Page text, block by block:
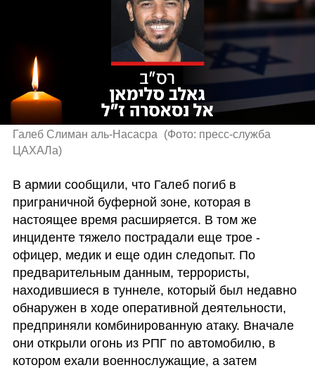
Галеб Слиман аль-Насасра (Фото: пресс-служба
ЦАХАЛа)
В армии сообщили, что Галеб погиб в
приграничной буферной зоне, которая в
настоящее время расширяется. В том же
инциденте тяжело пострадали еще трое -
офицер, медик и еще один следопыт. По
предварительным данным, террористы,
находившиеся в туннеле, который был недавно
обнаружен в ходе оперативной деятельности,
предприняли комбинированную атаку. Вначале
они открыли огонь из РПГ по автомобилю, в
котором ехали военнослужащие, а затем